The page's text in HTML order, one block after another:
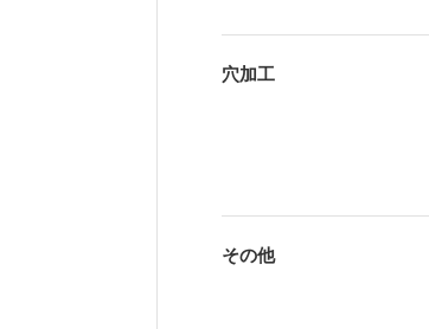
穴加工
その他